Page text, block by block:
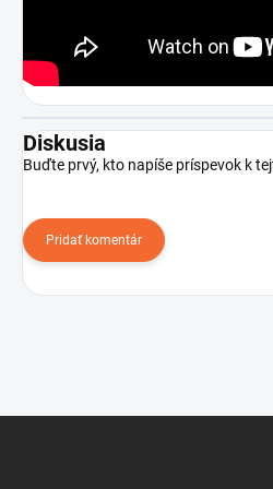
Diskusia
Buďte prvý, kto napíše príspevok k
Pridať komentár